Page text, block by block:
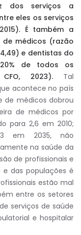
dos serviços a
eles os serviços
É também a
médicos (razão
e dentistas do
de todos os
2023). Tal
acontece no país
de médicos dobrou
de médicos por
para 2,6 em 2010;
em 2035, não
na saúde da
de profissionais e
e das populações é
estão mal
entre os setores
serviços de saúde
e hospitalar